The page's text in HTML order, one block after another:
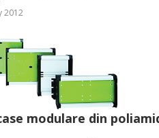
2012
modulare din